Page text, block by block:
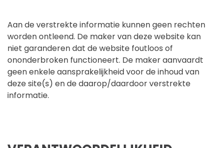
Aan de verstrekte informatie kunnen geen rechten
worden ontleend. De maker van deze website kan
niet garanderen dat de website foutloos of
ononderbroken functioneert. De maker aanvaardt
geen enkele aansprakelijkheid voor de inhoud van
deze site(s) en de daarop/daardoor verstrekte
informatie.